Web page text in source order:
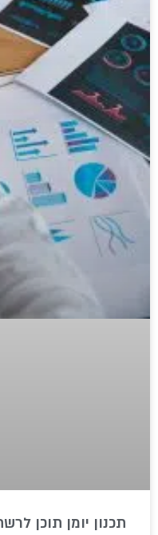
תכנון יומן תוכן